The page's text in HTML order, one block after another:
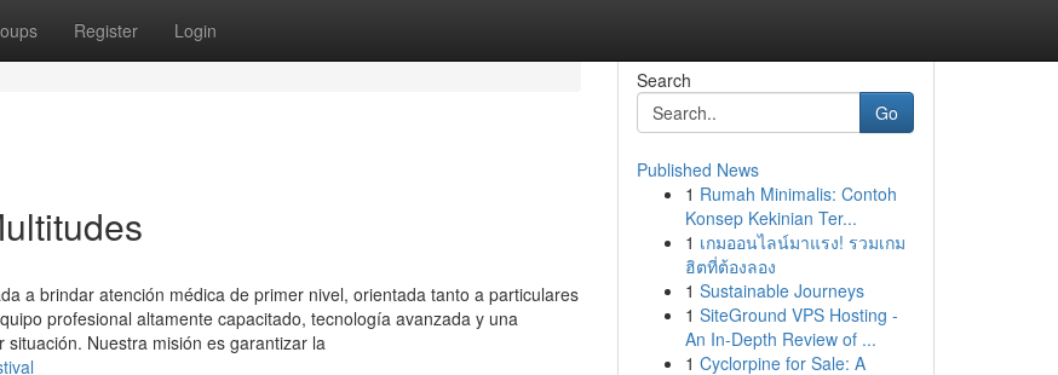
Register Login
a brindar atención médica de primer nivel, orientada tanto a particulares
profesional altamente capacitado, tecnología avanzada y una
Nuestra misión es garantizar la
Search
Go
Published News
1 Rumah Minimalis: Contoh
Konsep Kekinian Ter...
1 เกมออนไลน์มาแรง! รวมเกม
ฮิตที่ต้องลอง
1 Sustainable Journeys
1 SiteGround VPS Hosting -
An In-Depth Review of ...
1 Cyclorpine for Sale: A